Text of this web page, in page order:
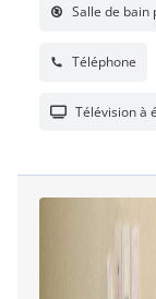
Salle de bain
Téléphone
Télévision à